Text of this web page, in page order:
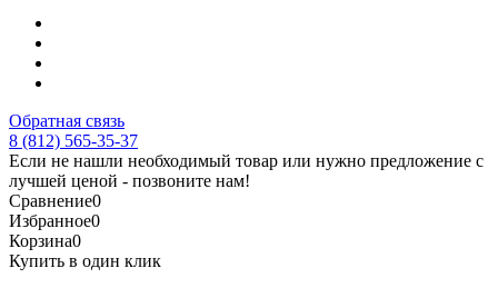
Обратная связь
8 (812) 565-35-37
Если не нашли необходимый товар или нужно предложение с
лучшей ценой - позвоните нам!
Сравнение0
Избранное0
Корзина0
Купить в один клик